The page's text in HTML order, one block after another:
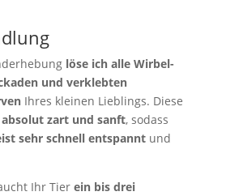
löse ich alle Wirbel-
und verklebten
Ihres kleinen Lieblings. Diese
absolut zart und sanft, sodass
sehr schnell entspanntund
Ihr Tier ein bis drei